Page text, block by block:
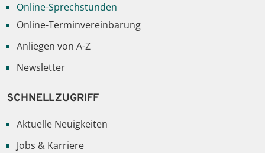
Online-Sprechstunden
Online-Terminvereinbarung
Anliegen von A-Z
Newsletter
SCHNELLZUGRIFF
Aktuelle Neuigkeiten
Jobs & Karriere